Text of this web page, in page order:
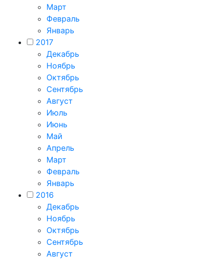
Март
Февраль
Январь
2017
Декабрь
Ноябрь
Октябрь
Сентябрь
Август
Июль
Июнь
Май
Апрель
Март
Февраль
Январь
2016
Декабрь
Ноябрь
Октябрь
Сентябрь
Август